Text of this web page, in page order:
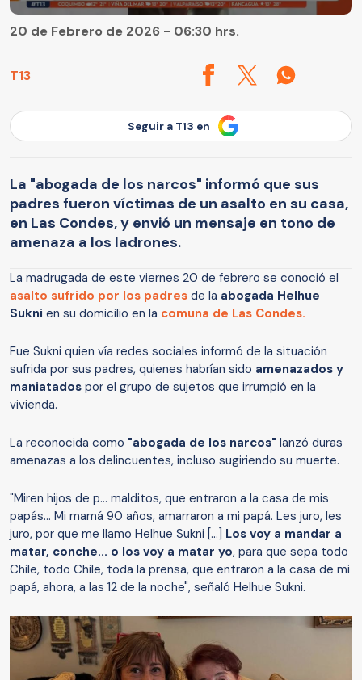
T13
20 de Febrero de 2026 - 06:30 hrs.
Seguir a T13 en
La "abogada de los narcos" informó que sus
padres fueron víctimas de un asalto en su casa,
en Las Condes, y envió un mensaje en tono de
amenaza a los ladrones.
La madrugada de este viernes 20 de febrero se conoció el
asalto sufrido por los padres de la abogada Helhue
Sukni en su domicilio en la comuna de Las Condes.
Fue Sukni quien vía redes sociales informó de la situación
sufrida por sus padres, quienes habrían sido amenazados y
maniatados por el grupo de sujetos que irrumpió en la
vivienda.
La reconocida como "abogada de los narcos" lanzó duras
amenazas a los delincuentes, incluso sugiriendo su muerte.
"Miren hijos de p... malditos, que entraron a la casa de mis
papás... Mi mamá 90 años, amarraron a mi papá. Les juro, les
juro, por que me llamo Helhue Sukni [...] Los voy a mandar a
matar, conche... o los voy a matar yo, para que sepa todo
Chile, todo Chile, toda la prensa, que entraron a la casa de mi
papá, ahora, a las 12 de la noche", señaló Helhue Sukni.